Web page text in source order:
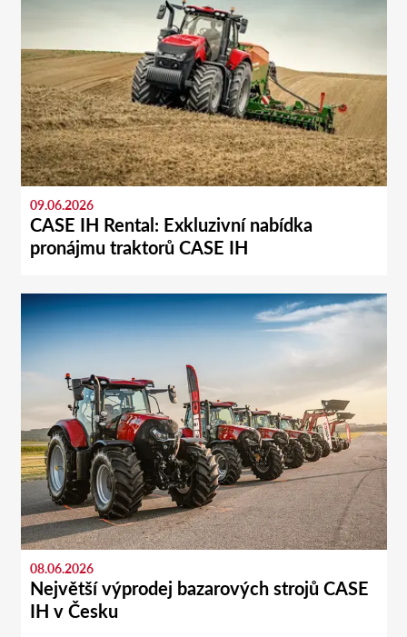
09.06.2026
CASE IH Rental: Exkluzivní nabídka
pronájmu traktorů CASE IH
08.06.2026
Největší výprodej bazarových strojů CASE
IH v Česku